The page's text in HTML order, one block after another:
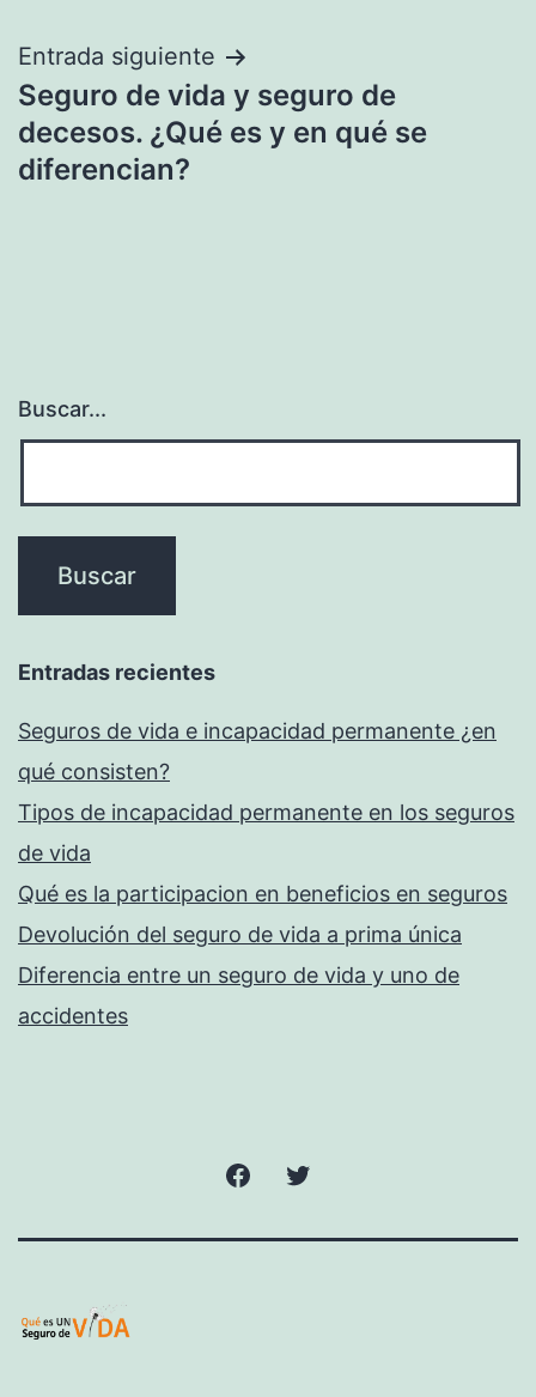
Entrada siguiente
Seguro de vida y seguro de
decesos. ¿Qué es y en qué se
diferencian?
Buscar...
Entradas recientes
Seguros de vida e incapacidad permanente ¿en
qué consisten?
Tipos de incapacidad permanente en los seguros
de vida
Qué es la participacion en beneficios en seguros
Devolución del seguro de vida a prima única
Diferencia entre un seguro de vida y uno de
accidentes
Facebook